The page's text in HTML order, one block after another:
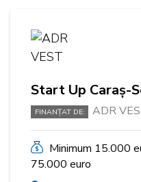
Start Up Caraș-
FINANȚAT DE: ADR
Minimum 15.000
75.000 euro